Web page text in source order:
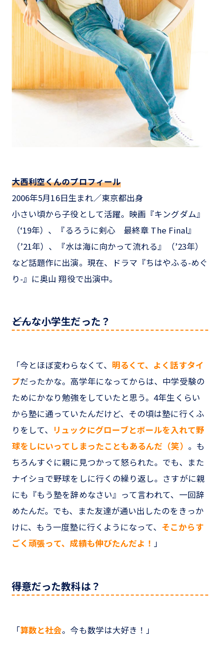
大西利空くんのプロフィール
2006年5月16日生まれ／東京都出身
小さい頃から子役として活躍。映画『キングダム』
（‘19年）、『るろうに剣心 最終章 The Final』
（’21年）、『水は海に向かって流れる』（’23年）
など話題作に出演。現在、ドラマ『ちはやふる-めぐ
り-』に奥山 翔役で出演中。
――どんな小学生だった？
「今とほぼ変わらなくて、 明るくて、よく話すタイ
プだったかな。高学年になってからは、中学受験の
ためにかなり勉強をしていたと思う。4年生くらい
から塾に通っていたんだけど、その頃は塾に行くふ
りをして、 リュックにグローブとボールを入れて野
球をしにいってしまったこともあるんだ（笑） 。も
ちろんすぐに親に見つかって怒られた。でも、また
ナイショで野球をしに行くの繰り返し。さすがに親
にも『もう塾を辞めなさい』って言われて、一回辞
めたんだ。でも、また友達が通い出したのをきっか
けに、もう一度塾に行くようになって、 そこからす
ごく頑張って、成績も伸びたんだよ！ 」
――得意だった教科は？
「算数と社会。今も数学は大好き！」